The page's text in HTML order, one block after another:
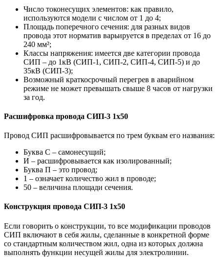
Число токонесущих элементов: как правило,
используются модели с числом от 1 до 4;
Площадь поперечного сечения: для разных видов
провода этот норматив варьируется в пределах от 16 до
240 мм²;
Классы напряжения: имеется две категории провода
СИП – до 1кВ (СИП-1, СИП-2, СИП-4, СИП-5) и до
35кВ (СИП-3);
Возможный краткосрочный перегрев в аварийном
режиме не может превышать свыше 8 часов от нагрузки
за год.
Расшифровка провода СИП-3 1х50
Провод СИП расшифровывается по трем буквам его названия:
Буква С – самонесущий;
И – расшифровывается как изолированный;
Буква П – это провод;
1 – означает количество жил в проводе;
50 – величина площади сечения.
Конструкция провода СИП-3 1х50
Если говорить о конструкции, то все модификации проводов
СИП включают в себя жилы, сделанные в конкретной форме
со стандартным количеством жил, одна из которых должна
выполнять функции несущей жилы для электролинии.